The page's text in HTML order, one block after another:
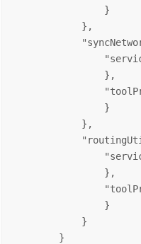
                }
            },
            "
                "
                },
                "
                }
            },
            "
                "
                },
                "
                }
            }
        }